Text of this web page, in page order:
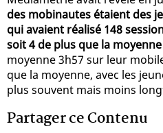
des mobinautes étaient des
qui avaient réalisé 148
soit 4 de plus que la
moyenne 3h57 sur leur
que la moyenne, avec les
plus souvent mais moins
Partager ce Contenu